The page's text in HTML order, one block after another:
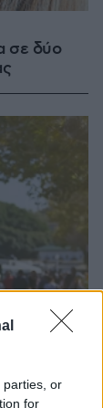
parties, or
for
σε δύο